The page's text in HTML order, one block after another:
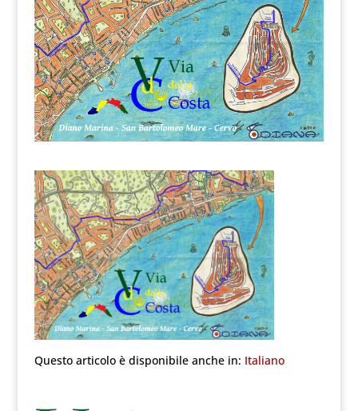
Questo articolo è disponibile anche in: Italiano